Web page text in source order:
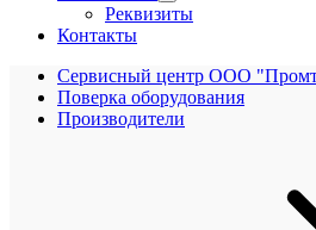
Реквизиты
Контакты
Сервисный центр ООО
Поверка оборудования
Производители